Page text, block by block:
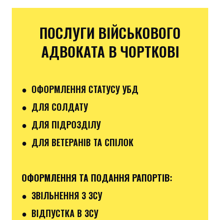
ПОСЛУГИ ВІЙСЬКОВОГО
АДВОКАТА В ЧОРТКОВІ
● ОФОРМЛЕННЯ СТАТУСУ УБД
● ДЛЯ СОЛДАТУ
● ДЛЯ ПІДРОЗДІЛУ
● ДЛЯ ВЕТЕРАНІВ ТА СПІЛОК
ОФОРМЛЕННЯ ТА ПОДАННЯ РАПОРТІВ:
● ЗВІЛЬНЕННЯ З ЗСУ
● ВІДПУСТКА В ЗСУ